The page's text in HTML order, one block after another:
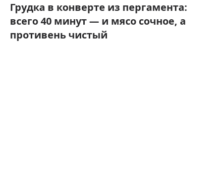
Грудка в конверте из пергамента:
всего 40 минут — и мясо сочное, а
противень чистый